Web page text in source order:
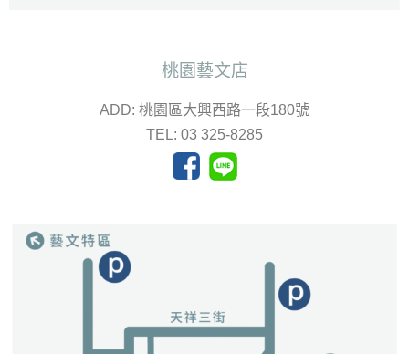
桃園藝文店
ADD: 桃園區大興西路一段180號
TEL: 03 325-8285